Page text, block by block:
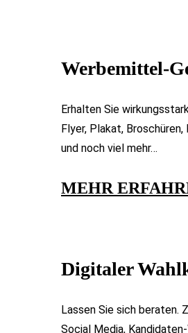
Werbemittel-
Erhalten Sie
Flyer, Plakat,
und noch viel mehr…
MEHR
Digitaler
Lassen Sie sich beraten.
Social Media,